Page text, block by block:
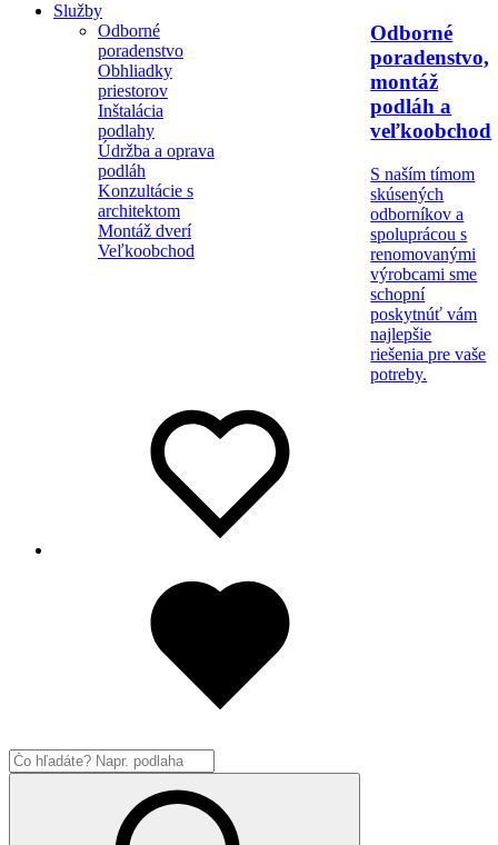
Služby
Odborné
poradenstvo
Obhliadky
priestorov
Inštalácia
podlahy
Údržba a oprava
podláh
Konzultácie s
architektom
Montáž dverí
Veľkoobchod
Odborné
poradenstvo,
montáž
podláh a
veľkoobchod
S naším tímom
skúsených
odborníkov a
spoluprácou s
renomovanými
výrobcami sme
schopní
poskytnúť vám
najlepšie
riešenia pre vaše
potreby.